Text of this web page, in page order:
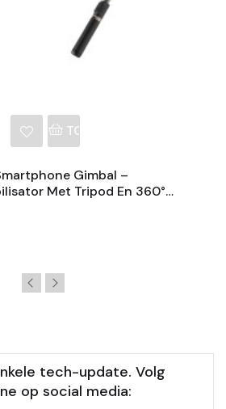
TOEVOEGEN AAN
Gimbal –
Met Tripod En 360°
tech-update. Volg
op social media: